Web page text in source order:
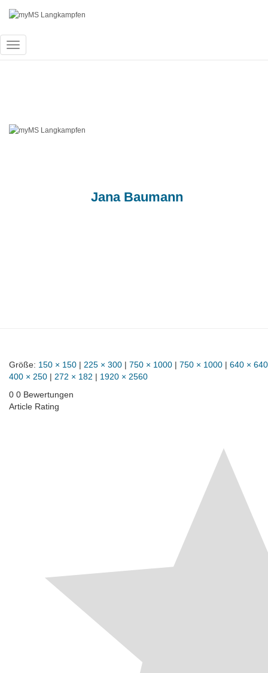
Navigation
Jana Baumann
Größe: 150 × 150 | 225 × 300 | 750 × 1000 | 750 × 1000 | 640 × 640
400 × 250 | 272 × 182 | 1920 × 2560
0 0 Bewertungen
Article Rating